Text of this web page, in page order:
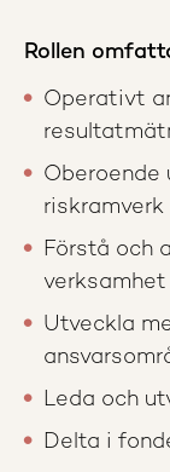
Rollen
Operativt
Oberoende
Förstå och
verksamhet
Utveckla
Leda och
Delta i